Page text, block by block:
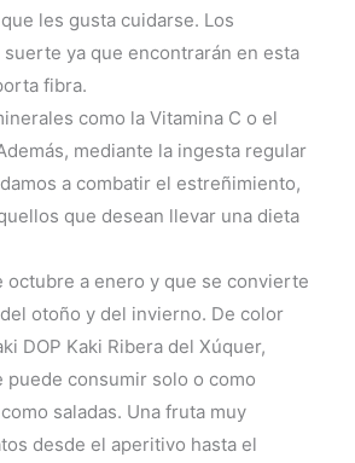
les gusta cuidarse. Los
ya que encontrarán en esta
fibra.
como la Vitamina C o el
mediante la ingesta regular
a combatir el estreñimiento,
que desean llevar una dieta
octubre a enero y que se convierte
otoño y del invierno. De color
DOP Kaki Ribera del Xúquer,
consumir solo o como
saladas. Una fruta muy
desde el aperitivo hasta el